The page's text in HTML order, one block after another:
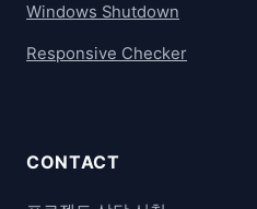
Windows Shutdown
Responsive Checker
CONTACT